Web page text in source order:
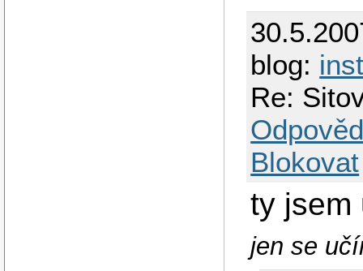
blog:
Re:
Blokovat
ty jsem
jen se